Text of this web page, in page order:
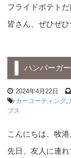
フライドポテト
皆さん、ぜひぜ
ハンバーガー
2024年4月22日
カーコーティング,
プス
こんにちは、牧
先日、友人に連